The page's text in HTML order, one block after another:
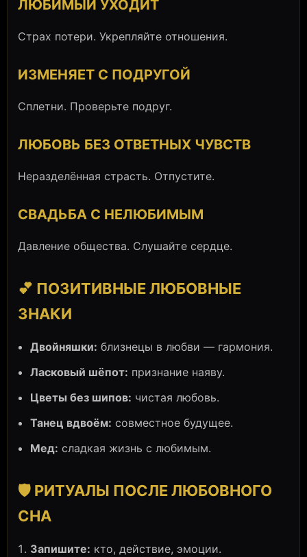
ЛЮБИМЫЙ УХОДИТ
Страх потери. Укрепляйте отношения.
ИЗМЕНЯЕТ С ПОДРУГОЙ
Сплетни. Проверьте подруг.
ЛЮБОВЬ БЕЗ ОТВЕТНЫХ ЧУВСТВ
Неразделённая страсть. Отпустите.
СВАДЬБА С НЕЛЮБИМЫМ
Давление общества. Слушайте сердце.
💕 ПОЗИТИВНЫЕ ЛЮБОВНЫЕ
ЗНАКИ
Двойняшки: близнецы в любви — гармония.
Ласковый шёпот: признание наяву.
Цветы без шипов: чистая любовь.
Танец вдвоём: совместное будущее.
Мед: сладкая жизнь с любимым.
🛡️ РИТУАЛЫ ПОСЛЕ ЛЮБОВНОГО
СНА
Запишите: кто, действие, эмоции.